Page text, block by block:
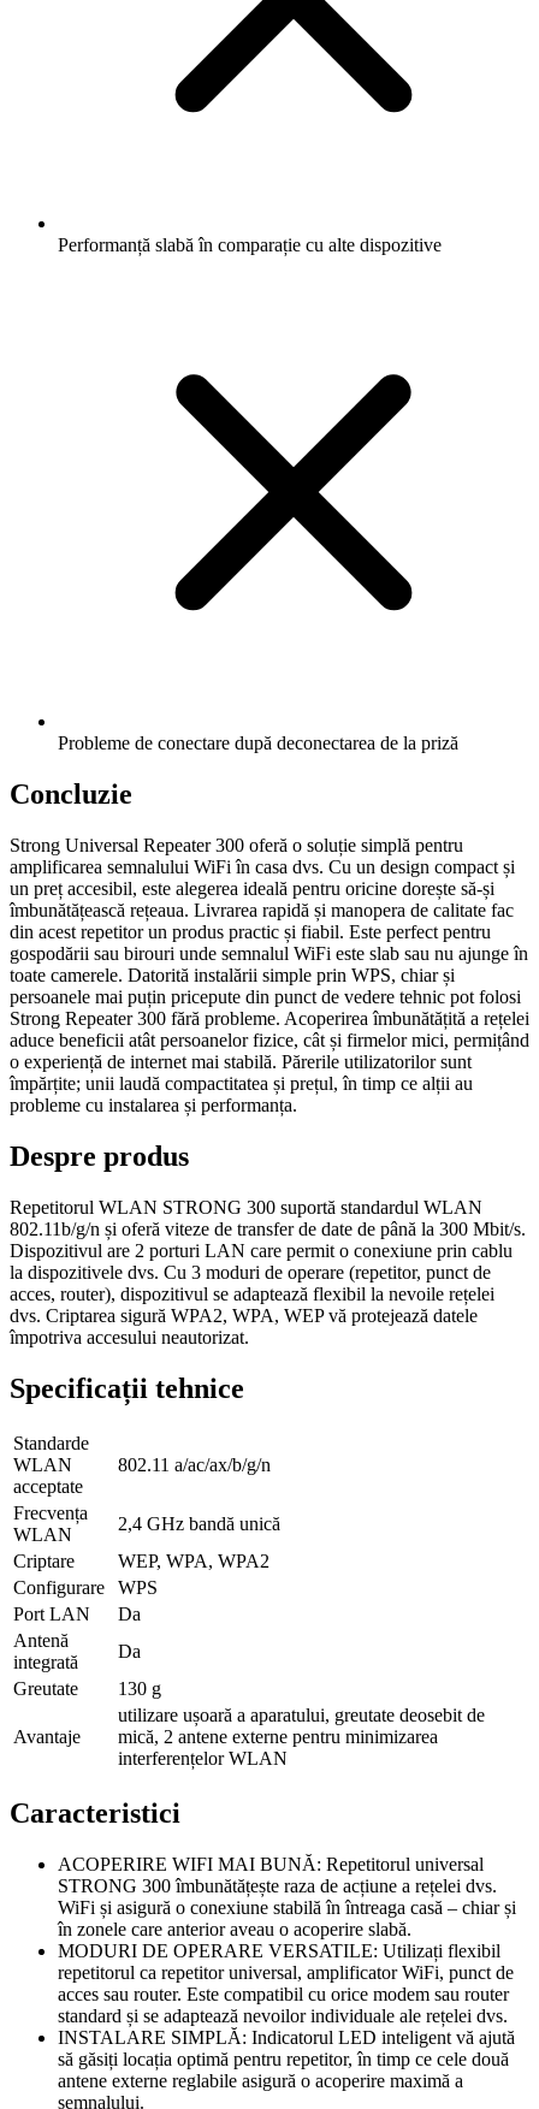
Performanță slabă în comparație cu alte dispozitive
Probleme de conectare după deconectarea de la priză
Concluzie
Strong Universal Repeater 300 oferă o soluție simplă pentru
amplificarea semnalului WiFi în casa dvs. Cu un design compact și
un preț accesibil, este alegerea ideală pentru oricine dorește să-și
îmbunătățească rețeaua. Livrarea rapidă și manopera de calitate fac
din acest repetitor un produs practic și fiabil. Este perfect pentru
gospodării sau birouri unde semnalul WiFi este slab sau nu ajunge în
toate camerele. Datorită instalării simple prin WPS, chiar și
persoanele mai puțin pricepute din punct de vedere tehnic pot folosi
Strong Repeater 300 fără probleme. Acoperirea îmbunătățită a rețelei
aduce beneficii atât persoanelor fizice, cât și firmelor mici, permițând
o experiență de internet mai stabilă. Părerile utilizatorilor sunt
împărțite; unii laudă compactitatea și prețul, în timp ce alții au
probleme cu instalarea și performanța.
Despre produs
Repetitorul WLAN STRONG 300 suportă standardul WLAN
802.11b/g/n și oferă viteze de transfer de date de până la 300 Mbit/s.
Dispozitivul are 2 porturi LAN care permit o conexiune prin cablu
la dispozitivele dvs. Cu 3 moduri de operare (repetitor, punct de
acces, router), dispozitivul se adaptează flexibil la nevoile rețelei
dvs. Criptarea sigură WPA2, WPA, WEP vă protejează datele
împotriva accesului neautorizat.
Specificații tehnice
Standarde
WLAN
acceptate
802.11 a/ac/ax/b/g/n
Frecvența
WLAN
2,4 GHz bandă unică
Criptare
WEP, WPA, WPA2
Configurare
WPS
Port LAN
Da
Antenă
integrată
Da
Greutate
130 g
Avantaje
utilizare ușoară a aparatului, greutate deosebit de
mică, 2 antene externe pentru minimizarea
interferențelor WLAN
Caracteristici
ACOPERIRE WIFI MAI BUNĂ: Repetitorul universal
STRONG 300 îmbunătățește raza de acțiune a rețelei dvs.
WiFi și asigură o conexiune stabilă în întreaga casă – chiar și
în zonele care anterior aveau o acoperire slabă.
MODURI DE OPERARE VERSATILE: Utilizați flexibil
repetitorul ca repetitor universal, amplificator WiFi, punct de
acces sau router. Este compatibil cu orice modem sau router
standard și se adaptează nevoilor individuale ale rețelei dvs.
INSTALARE SIMPLĂ: Indicatorul LED inteligent vă ajută
să găsiți locația optimă pentru repetitor, în timp ce cele două
antene externe reglabile asigură o acoperire maximă a
semnalului.